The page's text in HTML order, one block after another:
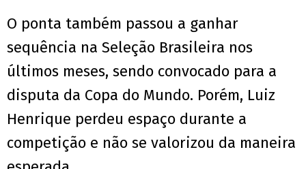
O ponta também passou a ganhar
sequência na Seleção Brasileira nos
últimos meses, sendo convocado para a
disputa da Copa do Mundo. Porém, Luiz
Henrique perdeu espaço durante a
competição e não se valorizou da maneira